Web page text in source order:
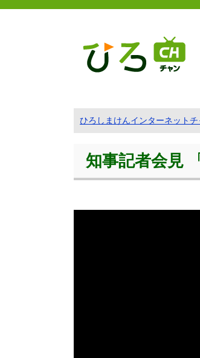
ひろしまけんインターネット
知事記者会見